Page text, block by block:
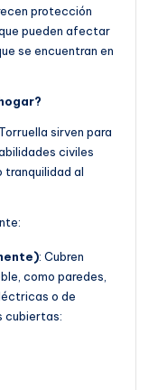
protección
pueden afectar
se encuentran en
sirven para
civiles
tranquilidad al
: Cubren
como paredes,
o de
cubiertas: